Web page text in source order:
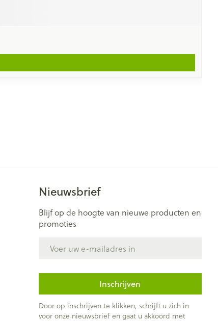
Nieuwsbrief
Blijf op de hoogte van nieuwe producten en
promoties
Inschrijven
Door op inschrijven te klikken, schrijft u zich in
voor onze nieuwsbrief en gaat u akkoord met